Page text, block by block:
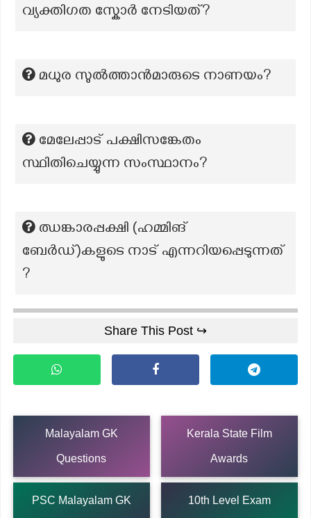
വ്യക്തിഗത സ്കോർ നേടിയത്?
മധുര സുൽത്താൻമാരുടെ നാണയം?
മേലേപ്പാട് പക്ഷിസങ്കേതം
സ്ഥിതിചെയ്യുന്ന സംസ്ഥാനം?
ഝങ്കാരപ്പക്ഷി (ഹമ്മിങ്
ബേർഡ്)കളുടെ നാട് എന്നറിയപ്പെടുന്നത്
?
Share This Post ↪
Malayalam GK
Questions
Kerala State Film
Awards
PSC Malayalam GK 10th Level Exam